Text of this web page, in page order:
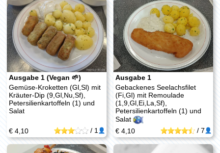
Ausgabe 1 (Vegan 🌱)
Gemüse-Kroketten (Gl,Sl) mit
Kräuter-Dip (9,Gl,Nu,Sf),
Petersilienkartoffeln (1) und
Salat
€ 4,10 / 1
Ausgabe 1
Gebackenes Seelachsfilet
(Fi,Gl) mit Remoulade
(1,9,Gl,Ei,La,Sf),
Petersilienkartoffeln (1) und
Salat
€ 4,10
/ 7